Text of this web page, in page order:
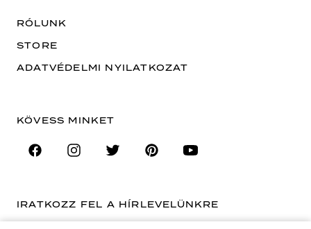
RÓLUNK
STORE
ADATVÉDELMI NYILATKOZAT
KÖVESS MINKET
IRATKOZZ FEL A HÍRLEVELÜNKRE